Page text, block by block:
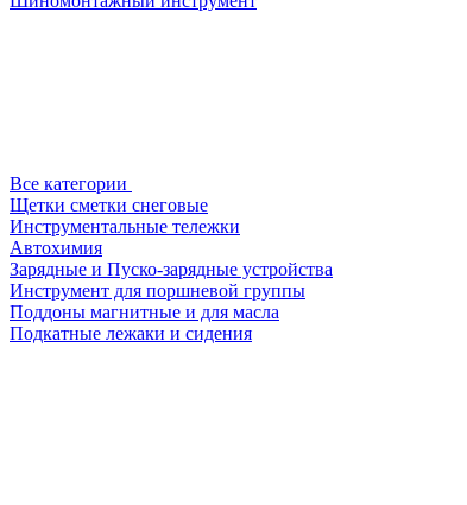
Все категории
Щетки сметки снеговые
Инструментальные тележки
Автохимия
Зарядные и Пуско-зарядные устройства
Инструмент для поршневой группы
Поддоны магнитные и для масла
Подкатные лежаки и сидения